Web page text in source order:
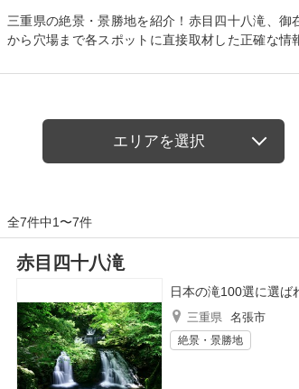
三重県の絶景・景勝地を紹介！赤目四十八滝、
から穴場まで各スポットに直接取材した正確な情
エリアを選択
全7件中1〜7件
赤目四十八滝
日本の滝100選に選ば
三重県 名張市
絶景・景勝地